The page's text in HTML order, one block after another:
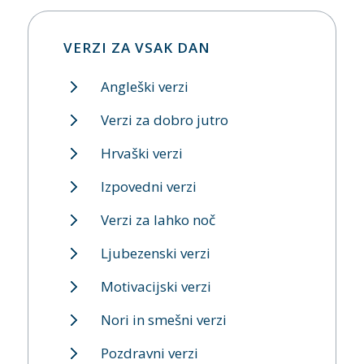
VERZI ZA VSAK DAN
Angleški verzi
Verzi za dobro jutro
Hrvaški verzi
Izpovedni verzi
Verzi za lahko noč
Ljubezenski verzi
Motivacijski verzi
Nori in smešni verzi
Pozdravni verzi